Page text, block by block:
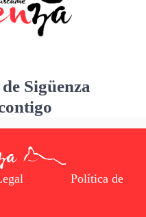
Sigüenza
Política de